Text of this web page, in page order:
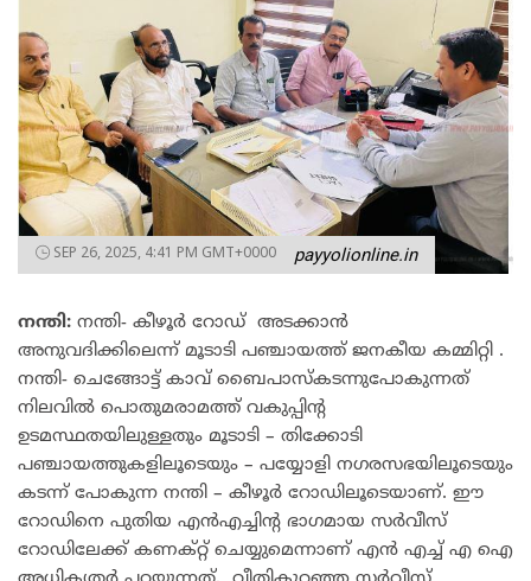
SEP 26, 2025, 4:41 PM GMT+0000 payyolionline.in
നന്തി: നന്തി- കീഴൂർ റോഡ് അടക്കാൻ
അനുവദിക്കിലെന്ന് മൂടാടി പഞ്ചായത്ത് ജനകീയ കമ്മിറ്റി .
നന്തി- ചെങ്ങോട്ട് കാവ് ബൈപാസ്കടന്നുപോകുന്നത്
നിലവിൽ പൊതുമരാമത്ത് വകുപ്പിൻ്റ
ഉടമസ്ഥതയിലുള്ളതും മൂടാടി – തിക്കോടി
പഞ്ചായത്തുകളിലൂടെയും – പയ്യോളി നഗരസഭയിലൂടെയും
കടന്ന് പോകുന്ന നന്തി – കീഴൂർ റോഡിലൂടെയാണ്. ഈ
റോഡിനെ പുതിയ എൻഎച്ചിൻ്റ ഭാഗമായ സർവീസ്
റോഡിലേക്ക് കണക്റ്റ് ചെയ്യുമെന്നാണ് എൻ എച്ച് എ ഐ